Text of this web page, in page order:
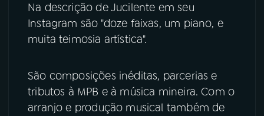
ACOMPANHE A RÁDIO NACIONAL
Instagram X
TikTok
Na descrição de Jucilente em seu
Instagram são "doze faixas, um piano, e
muita teimosia artística".
São composições inéditas, parcerias e
tributos à MPB e à música mineira. Com o
arranjo e produção musical também de